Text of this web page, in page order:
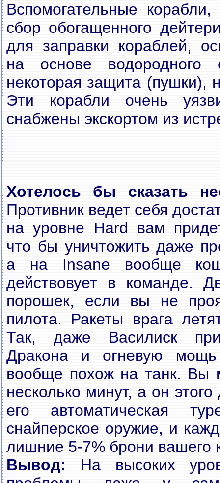
Вспомогательные
сбор обогащенного
для заправки кораблей,
на основе
некоторая защита (пушки),
Эти корабли очень
снабжены экскортом из
Хотелось бы сказать
Противник ведет себя
на уровне Hard вам
что бы уничтожить даже
а на Insane вообще
действовует в команде.
порошек, если вы не
пилота. Ракеты врага
Так, даже Василиск
Дракона и огневую
вообще похож на танк. Вы
несколько минут, а он
его автоматическая
снайперское оружие, и
лишние 5-7% брони вашего
Вывод: На высоких